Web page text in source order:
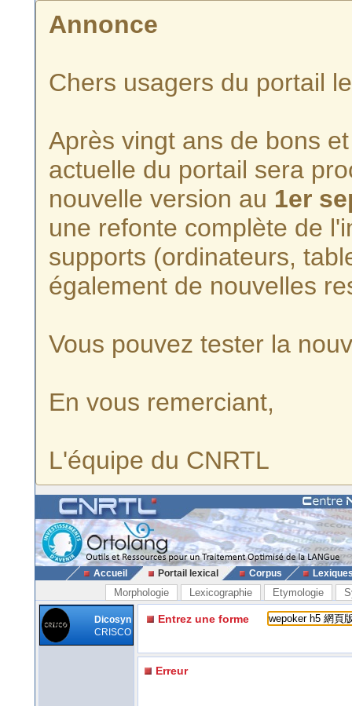
Annonce
Chers usagers du portail
Après vingt ans de bons
actuelle du portail sera
nouvelle version au 1er
une refonte complète de
supports (ordinateurs,
également de nouvelles
Vous pouvez tester la
En vous remerciant,
L'équipe du CNRTL
Accueil Portail lexical Corpus
Morphologie Lexicographie Etymologie
Dicosyn
CRISCO
Entrez une forme
Erreur